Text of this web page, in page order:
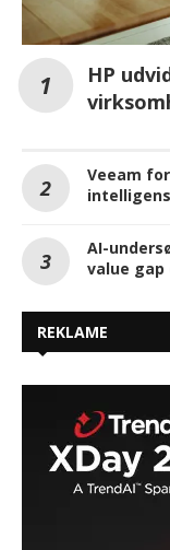
HP
Veeam
AI-
value
REKLAME